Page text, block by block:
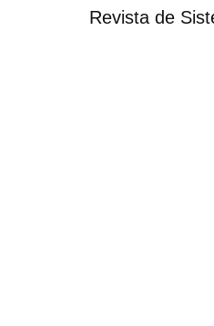
Revista de